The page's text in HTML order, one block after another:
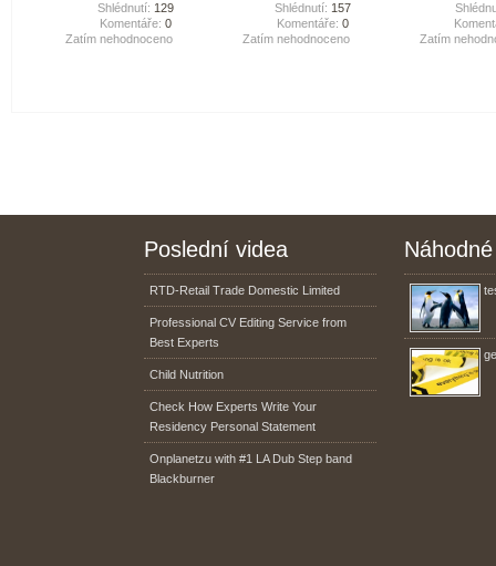
Shlédnutí: 129
Komentáře: 0
Zatím nehodnoceno
Shlédnutí: 157
Komentáře: 0
Zatím nehodnoceno
Zatím
Poslední videa
RTD-Retail Trade Domestic Limited
Professional CV Editing Service from
Best Experts
Child Nutrition
Check How Experts Write Your
Residency Personal Statement
Onplanetzu with #1 LA Dub Step band
Blackburner